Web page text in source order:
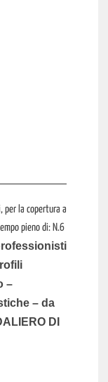
per la copertura a
pieno di: N.6
–
– da
DI